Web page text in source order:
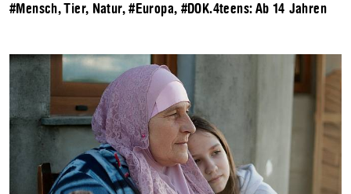
#Mensch, Tier, Natur,#Europa, #DOK.4teens: Ab 14 Jahren